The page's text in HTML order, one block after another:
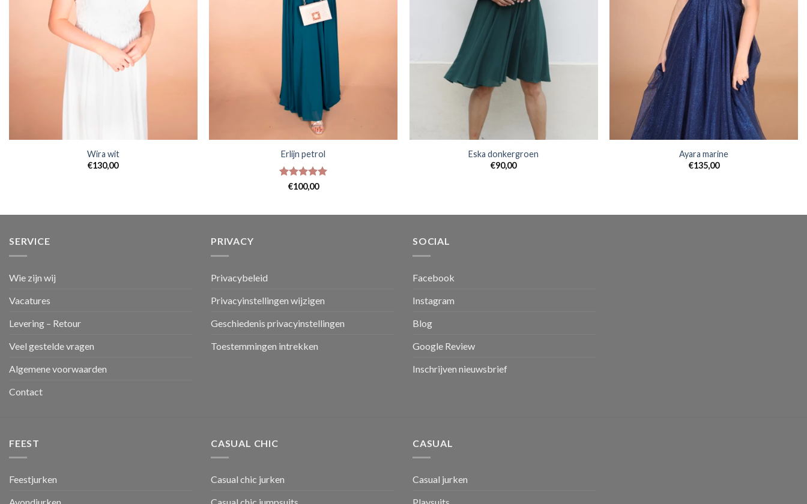
Wira wit
€130,00
Erlijn petrol
Gewaardeerd
€100,00
Eska donkergroen
€90,00
Ayara marine
€135,00
SERVICE
Wie zijn wij
Vacatures
Levering – Retour
Veel gestelde vragen
Algemene voorwaarden
Contact
PRIVACY
Privacybeleid
Privacyinstellingen wijzigen
Geschiedenis privacyinstellingen
Toestemmingen intrekken
SOCIAL
Facebook
Instagram
Blog
Google Review
Inschrijven nieuwsbrief
FEEST
Feestjurken
CASUAL CHIC
Casual chic jurken
CASUAL
Casual jurken